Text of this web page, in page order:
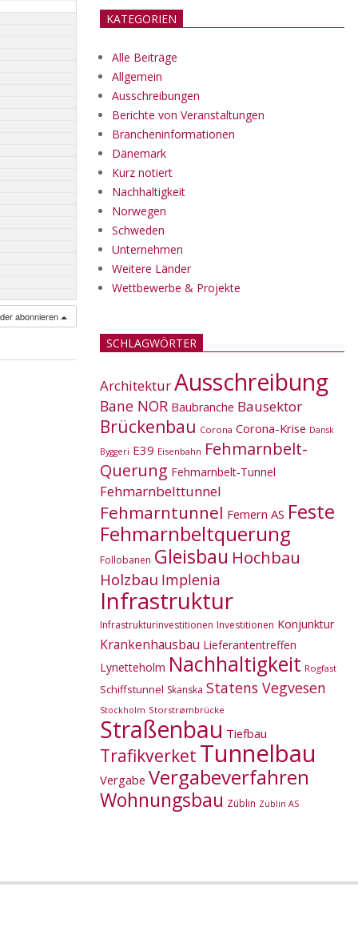
abonnieren
KATEGORIEN
Alle Beiträge
Allgemein
Ausschreibungen
Berichte von Veranstaltungen
Brancheninformationen
Dänemark
Kurz notiert
Nachhaltigkeit
Norwegen
Schweden
Unternehmen
Weitere Länder
Wettbewerbe & Projekte
SCHLAGWÖRTER
ArchitekturAusschreibung
Bane NOR Baubranche Bausektor
Brückenbau Corona Corona-Krise Dansk
Byggeri E39 Eisenbahn Fehmarnbelt-
Querung Fehmarnbelt-Tunnel
Fehmarnbelttunnel
Fehmarntunnel Femern AS Feste
Fehmarnbeltquerung
Follobanen Gleisbau Hochbau
Holzbau Implenia
Infrastruktur
Infrastrukturinvestitionen Investitionen Konjunktur
Krankenhausbau Lieferantentreffen
Lynetteholm Nachhaltigkeit Rogfast
Schiffstunnel Skanska Statens Vegvesen
Stockholm Storstrømbrücke
Straßenbau Tiefbau
Trafikverket Tunnelbau
Vergabe Vergabeverfahren
Wohnungsbau Züblin Züblin AS